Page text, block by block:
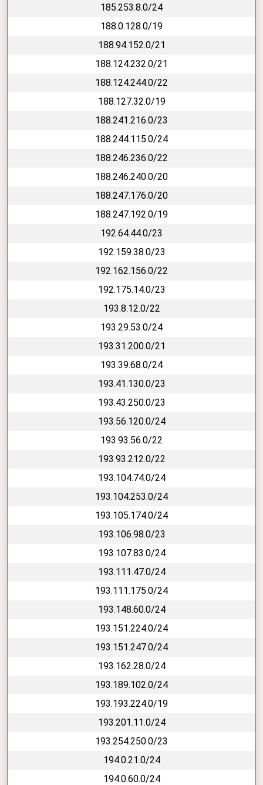
185.253.8.0/24
188.0.128.0/19
188.94.152.0/21
188.124.232.0/21
188.124.244.0/22
188.127.32.0/19
188.241.216.0/23
188.244.115.0/24
188.246.236.0/22
188.246.240.0/20
188.247.176.0/20
188.247.192.0/19
192.64.44.0/23
192.159.38.0/23
192.162.156.0/22
192.175.14.0/23
193.8.12.0/22
193.29.53.0/24
193.31.200.0/21
193.39.68.0/24
193.41.130.0/23
193.43.250.0/23
193.56.120.0/24
193.93.56.0/22
193.93.212.0/22
193.104.74.0/24
193.104.253.0/24
193.105.174.0/24
193.106.98.0/23
193.107.83.0/24
193.111.47.0/24
193.111.175.0/24
193.148.60.0/24
193.151.224.0/24
193.151.247.0/24
193.162.28.0/24
193.189.102.0/24
193.193.224.0/19
193.201.11.0/24
193.254.250.0/23
194.0.21.0/24
194.0.60.0/24